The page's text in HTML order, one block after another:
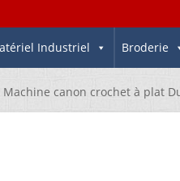
Industriel Broderie
Machine canon crochet à plat